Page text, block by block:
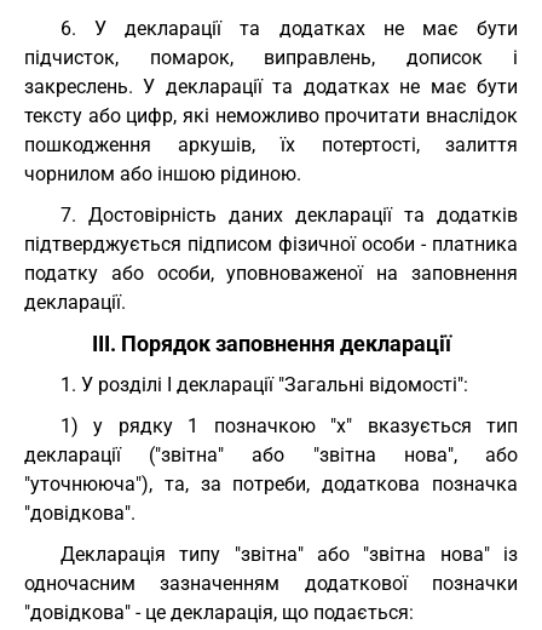
6. У декларації та додатках не має бути
підчисток, помарок, виправлень, дописок і
закреслень. У декларації та додатках не має бути
тексту або цифр, які неможливо прочитати внаслідок
пошкодження аркушів, їх потертості, залиття
чорнилом або іншою рідиною.
7. Достовірність даних декларації та додатків
підтверджується підписом фізичної особи - платника
податку або особи, уповноваженої на заповнення
декларації.
III. Порядок заповнення декларації
1. У розділі I декларації "Загальні відомості":
1) у рядку 1 позначкою "х" вказується тип
декларації ("звітна" або "звітна нова", або
"уточнююча"), та, за потреби, додаткова позначка
"довідкова".
Декларація типу "звітна" або "звітна нова" із
одночасним зазначенням додаткової позначки
"довідкова" - це декларація, що подається: